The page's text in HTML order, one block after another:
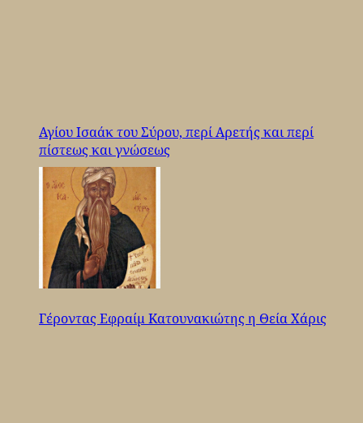
Αγίου Ισαάκ του Σύρου, περί Αρετής και περί
πίστεως και γνώσεως
Γέροντας Εφραίμ Κατουνακιώτης η Θεία Χάρις